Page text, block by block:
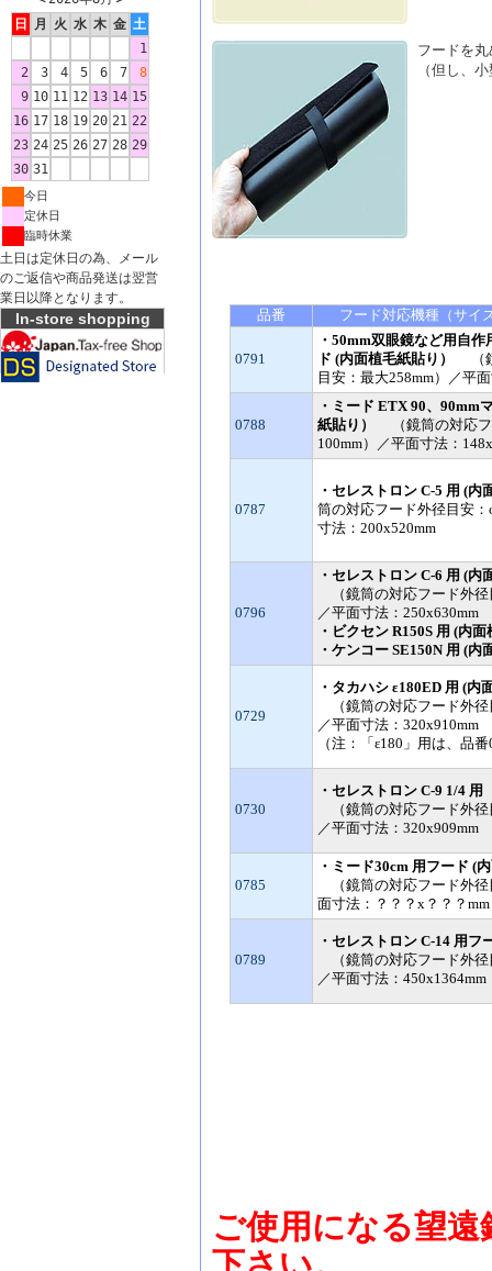
日
月 火 水 木 金 土
1
2
3 4 5 6 7
8
9 10 11 12 13 14 15
16 17 18 19 20 21 22
23 24 25 26 27 28 29
30 31
今日
定休日
臨時休業
土日は定休日の為、メール
のご返信や商品発送は翌営
業日以降となります。
In-store shopping
フードを
（但し、
ご使用になる望